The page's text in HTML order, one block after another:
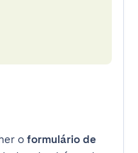
o formulário de